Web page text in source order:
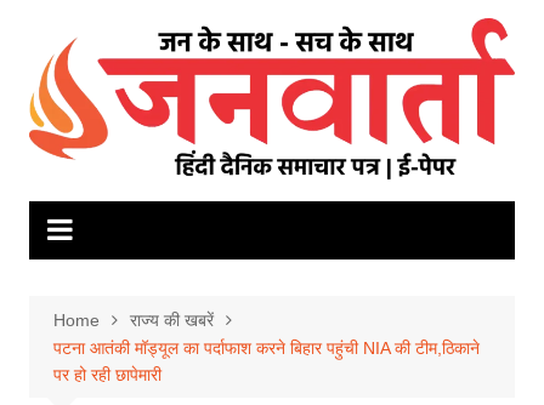
content
Home
राज्य की खबरें
पटना आतंकी मॉड्यूल का पर्दाफाश करने बिहार पहुंची NIA की टीम,ठिकाने
पर हो रही छापेमारी